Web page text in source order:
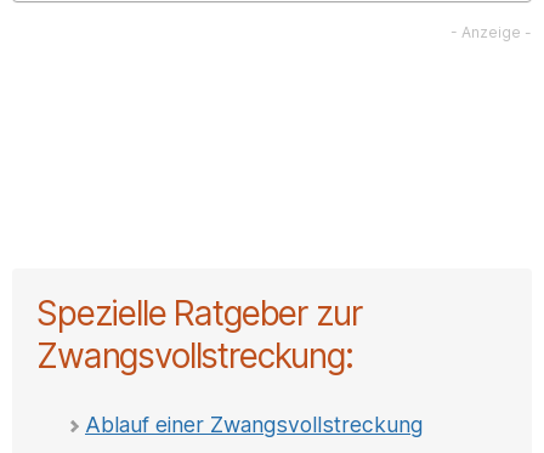
Spezielle Ratgeber zur
Zwangsvollstreckung:
Ablauf einer Zwangsvollstreckung